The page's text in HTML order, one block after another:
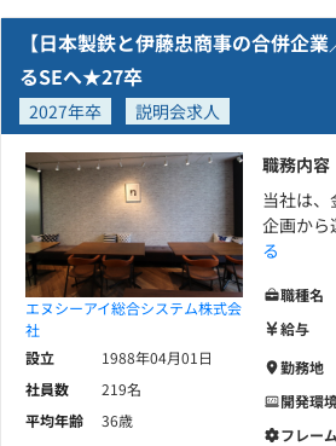
【日本製鉄と伊藤忠商事の合併企
るSEへ★27卒
2027年卒 説明会求人
エヌシーアイ総合システム株式会
社
設立
1988年04月01日
社員数
219名
平均年齢
36歳
職務内容
当社は
企画から
る
職種名
給与
勤務地
開発環
フレー